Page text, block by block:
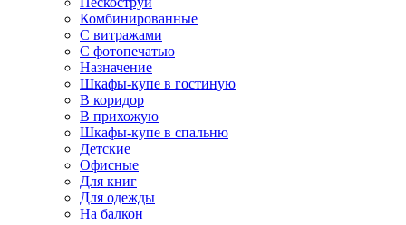
Комбинированные
С витражами
С фотопечатью
Назначение
Шкафы-купе в гостиную
В коридор
В прихожую
Шкафы-купе в спальню
Детские
Офисные
Для книг
Для одежды
На балкон